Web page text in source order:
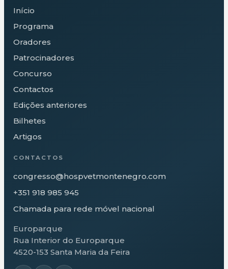
Início
Programa
Oradores
Patrocinadores
Concurso
Contactos
Edições anteriores
Bilhetes
Artigos
CONTACTOS
congresso@hospvetmontenegro.com
+351 918 985 945
Chamada para rede móvel nacional
Europarque
Rua Interior do Europarque
4520-153 Santa Maria da Feira